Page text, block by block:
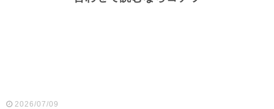
2026/07/09